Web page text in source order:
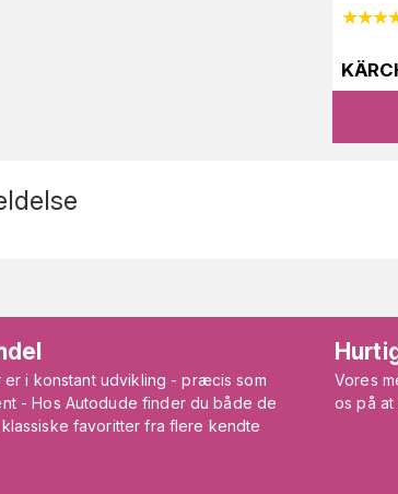
i konstant udvikling - præcis som
- Hos Autodude finder du både de
favoritter fra flere kendte
Vores
os på